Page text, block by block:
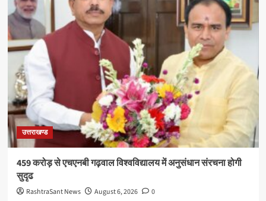
उत्तराखण्ड
459 करोड़ से एचएनबी गढ़वाल विश्वविद्यालय में अनुसंधान संरचना होगी
सुदृढ
RashtraSant News August 6, 2026 0